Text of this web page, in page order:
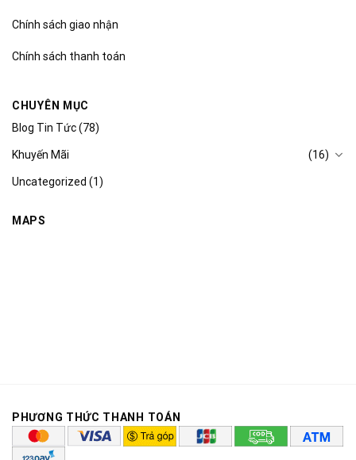
Chính sách giao nhận
Chính sách thanh toán
CHUYÊN MỤC
Blog Tin Tức(78)
Khuyến Mãi (16)
Uncategorized (1)
MAPS
PHƯƠNG THỨC THANH TOÁN